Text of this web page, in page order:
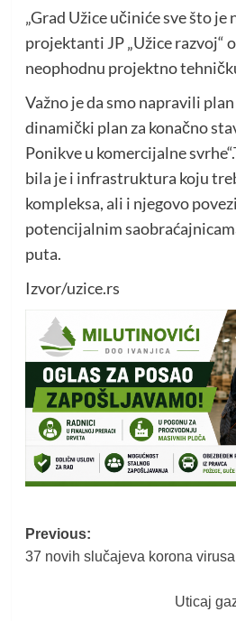
„Grad Užice učiniće sve što je
projektanti JP „Užice razvoj“
neophodnu projektno
Važno je da smo napravili
dinamički plan za konačno
Ponikve u komercijalne
bila je i infrastruktura koju
kompleksa, ali i njegovo
potencijalnim
puta.
Izvor/uzice.rs
Post
navigation
Previous:
37 novih slučajeva korona
Uticaj